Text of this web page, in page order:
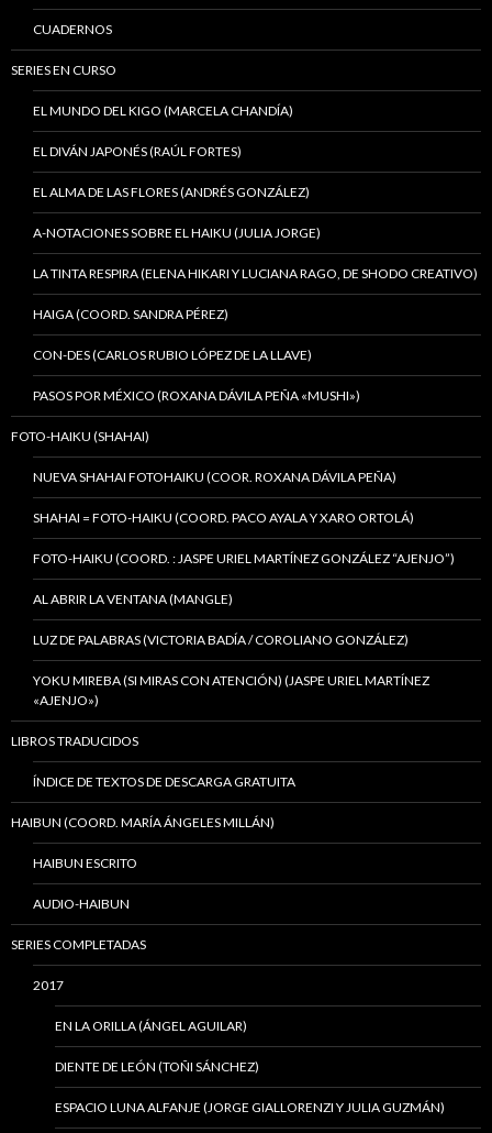
CUADERNOS
SERIES EN CURSO
EL MUNDO DEL KIGO (MARCELA CHANDÍA)
EL DIVÁN JAPONÉS (RAÚL FORTES)
EL ALMA DE LAS FLORES (ANDRÉS GONZÁLEZ)
A-NOTACIONES SOBRE EL HAIKU (JULIA JORGE)
LA TINTA RESPIRA (ELENA HIKARI Y LUCIANA RAGO, DE SHODO CREATIVO)
HAIGA (COORD. SANDRA PÉREZ)
CON-DES (CARLOS RUBIO LÓPEZ DE LA LLAVE)
PASOS POR MÉXICO (ROXANA DÁVILA PEÑA «MUSHI»)
FOTO-HAIKU (SHAHAI)
NUEVA SHAHAI FOTOHAIKU (COOR. ROXANA DÁVILA PEÑA)
SHAHAI = FOTO-HAIKU (COORD. PACO AYALA Y XARO ORTOLÁ)
FOTO-HAIKU (COORD. : JASPE URIEL MARTÍNEZ GONZÁLEZ “AJENJO”)
AL ABRIR LA VENTANA (MANGLE)
LUZ DE PALABRAS (VICTORIA BADÍA / COROLIANO GONZÁLEZ)
YOKU MIREBA (SI MIRAS CON ATENCIÓN) (JASPE URIEL MARTÍNEZ
«AJENJO»)
LIBROS TRADUCIDOS
ÍNDICE DE TEXTOS DE DESCARGA GRATUITA
HAIBUN (COORD. MARÍA ÁNGELES MILLÁN)
HAIBUN ESCRITO
AUDIO-HAIBUN
SERIES COMPLETADAS
2017
EN LA ORILLA (ÁNGEL AGUILAR)
DIENTE DE LEÓN (TOÑI SÁNCHEZ)
ESPACIO LUNA ALFANJE (JORGE GIALLORENZI Y JULIA GUZMÁN)